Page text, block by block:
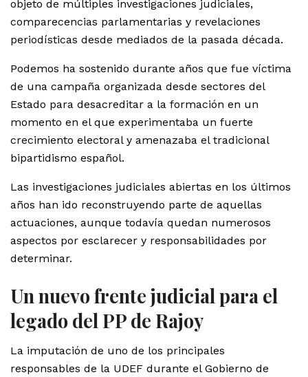
objeto de múltiples investigaciones judiciales,
comparecencias parlamentarias y revelaciones
periodísticas desde mediados de la pasada década.
Podemos ha sostenido durante años que fue víctima
de una campaña organizada desde sectores del
Estado para desacreditar a la formación en un
momento en el que experimentaba un fuerte
crecimiento electoral y amenazaba el tradicional
bipartidismo español.
Las investigaciones judiciales abiertas en los últimos
años han ido reconstruyendo parte de aquellas
actuaciones, aunque todavía quedan numerosos
aspectos por esclarecer y responsabilidades por
determinar.
Un nuevo frente judicial para el
legado del PP de Rajoy
La imputación de uno de los principales
responsables de la UDEF durante el Gobierno de